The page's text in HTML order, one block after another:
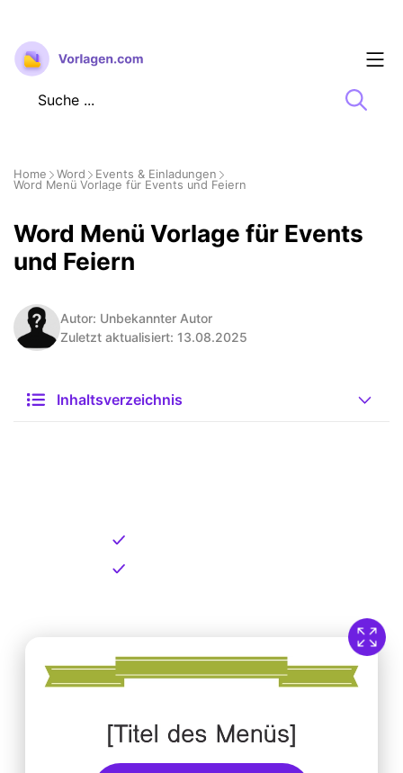
Zum
Inhalt
springen
Home Word
Events & Einladungen
Word Menü Vorlage für Events und Feiern
Word Menü Vorlage für Events
und Feiern
Autor: Unbekannter Autor
Zuletzt aktualisiert: 13.08.2025
Inhaltsverzeichnis